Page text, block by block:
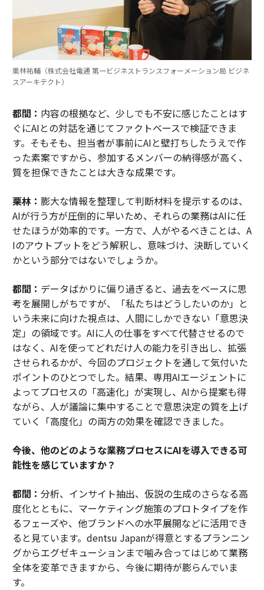
栗林祐輔（株式会社電通 第一ビジネストランスフォーメーション局 ビジネ
スアーキテクト）
都間： 内容の根拠など、少しでも不安に感じたことはす
ぐにAIとの対話を通じてファクトベースで検証できま
す。そもそも、担当者が事前にAIと壁打ちしたうえで作
った素案ですから、参加するメンバーの納得感が高く、
質を担保できたことは大きな成果です。
栗林： 膨大な情報を整理して判断材料を提示するのは、
AIが行う方が圧倒的に早いため、それらの業務はAIに任
せたほうが効率的です。一方で、人がやるべきことは、A
Iのアウトプットをどう解釈し、意味づけ、決断していく
かという部分ではないでしょうか。
都間： データばかりに偏り過ぎると、過去をベースに思
考を展開しがちですが、「私たちはどうしたいのか」と
いう未来に向けた視点は、人間にしかできない「意思決
定」の領域です。AIに人の仕事をすべて代替させるので
はなく、AIを使ってどれだけ人の能力を引き出し、拡張
させられるかが、今回のプロジェクトを通して気付いた
ポイントのひとつでした。結果、専用AIエージェントに
よってプロセスの「高速化」が実現し、AIから提案も得
ながら、人が議論に集中することで意思決定の質を上げ
ていく「高度化」の両方の効果を確認できました。
――今後、他のどのような業務プロセスにAIを導入できる可
能性を感じていますか？
都間： 分析、インサイト抽出、仮説の生成のさらなる高
度化とともに、マーケティング施策のプロトタイプを作
るフェーズや、他ブランドへの水平展開などに活用でき
ると見ています。dentsu Japanが得意とするプランニン
グからエグゼキューションまで噛み合ってはじめて業務
全体を変革できますから、今後に期待が膨らんでいま
す。